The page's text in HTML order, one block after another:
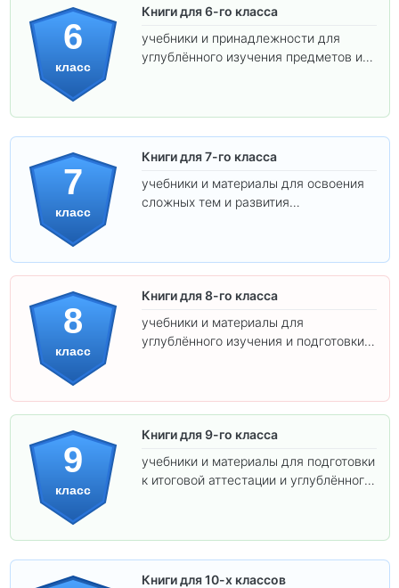
6
класс
Книги для 6-го класса
учебники и принадлежности для
углублённого изучения предметов и
7
класс
Книги для 7-го класса
учебники и материалы для освоения
сложных тем и развития
8
класс
Книги для 8-го класса
учебники и материалы для
углублённого изучения и подготовки к
9
класс
Книги для 9-го класса
учебники и материалы для подготовки
к итоговой аттестации и углублённого
Книги для 10-х классов